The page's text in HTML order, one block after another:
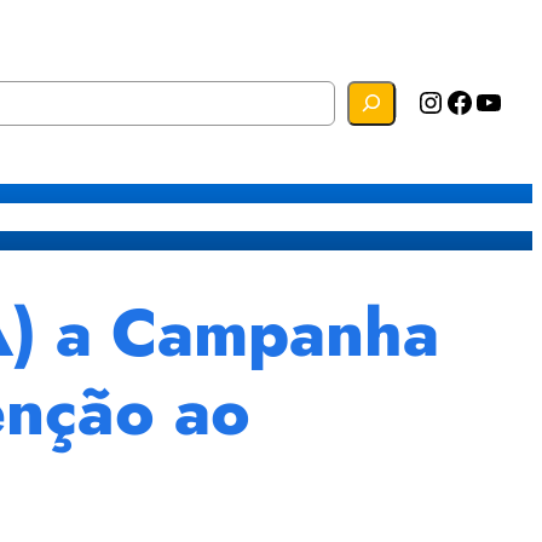
Instagram Facebook YouTube
a Campanha
ao